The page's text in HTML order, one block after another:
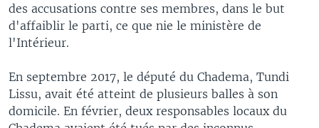
des accusations contre ses membres, dans le but
d'affaiblir le parti, ce que nie le ministère de
l'Intérieur.
En septembre 2017, le député du Chadema, Tundi
Lissu, avait été atteint de plusieurs balles à son
domicile. En février, deux responsables locaux du